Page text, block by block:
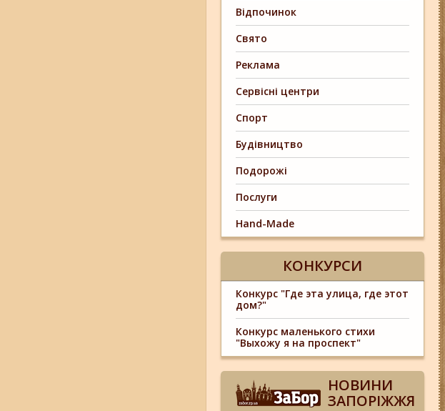
Відпочинок
Свято
Реклама
Сервісні центри
Спорт
Будівництво
Подорожі
Послуги
Hand-Made
КОНКУРСИ
Конкурс "Где эта улица, где этот
дом?"
Конкурс маленького стихи
"Выхожу я на проспект"
НОВИНИ
ЗАПОРІЖЖЯ